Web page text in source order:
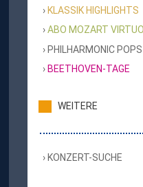
KLASSIK HIGHLIGHTS
ABO MOZART
PHILHARMONIC POPS
BEETHOVEN-TAGE
WEITERE
KONZERT-SUCHE